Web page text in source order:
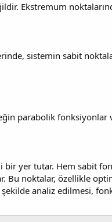
Ekstremum
sistemin sabit
parabolik
yer tutar. Hem sabit
Bu noktalar, özellikle
analiz edilmesi,